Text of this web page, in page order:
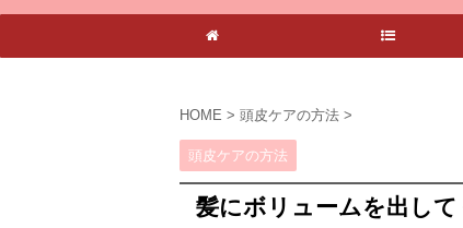
HOME > 頭皮ケアの方法 >
頭皮ケアの方法
髪にボリュームを出し